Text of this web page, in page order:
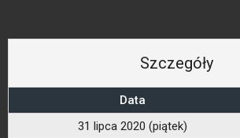
Szczegóły
Data
31 lipca 2020 (piątek)